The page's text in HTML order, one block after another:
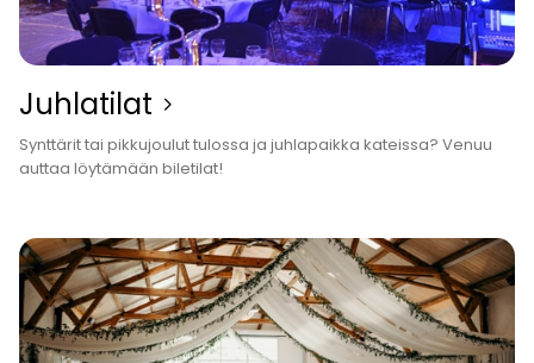
Juhla­tilat
Synttärit tai pikkujoulut tulossa ja juhlapaikka kateissa? Venuu
auttaa löytämään biletilat!